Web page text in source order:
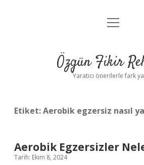
Gizlilik Politikası
Yasal Uyarı
menüyü
Özgün Fikir
Yaratıcı önerilerle fark
Etiket:Aerobik egzersiz nasıl
Aerobik Egzersizler
Tarih: Ekim 8, 2024